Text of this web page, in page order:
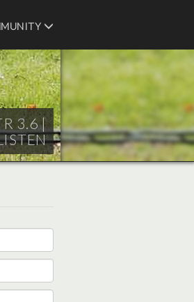
3.6 |